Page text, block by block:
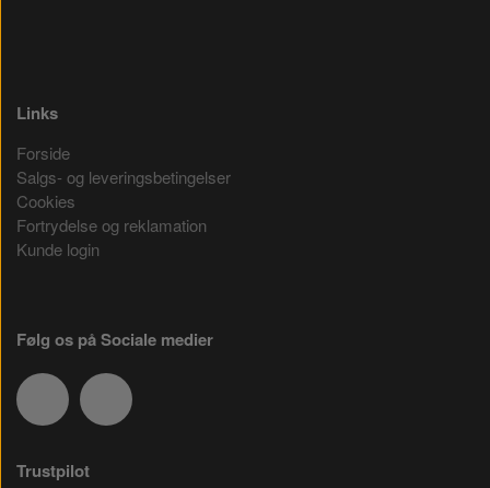
Links
Forside
Salgs- og leveringsbetingelser
Cookies
Fortrydelse og reklamation
Kunde login
Følg os på Sociale medier
Trustpilot